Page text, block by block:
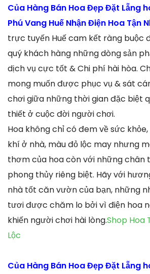
Của Hàng Bán Hoa Đẹp Đặt Lẵng
Phú Vang Huế Nhận Điện Hoa Tận
trực tuyến Huế cam kết ràng buộc
quý khách hàng những dòng sản
dịch vụ cực tốt & Chi phí hài hòa.
mong muốn được phục vụ & sát
chơi giữa những thời gian đặc biệt
thiết ở cuộc đời người chơi.
Hoa không chỉ có đem về sức
khí ở nhà, màu đỏ lộc may nhưng
thơm của hoa còn với những chân
phong thủy riêng biệt. Hãy với
nhà tốt căn vườn của bạn, những
tươi được chăm lo bởi vì điện hoa
khiến người chơi hài lòng.Shop Hoa
Lộc
Của Hàng Bán Hoa Đẹp Đặt Lẵng